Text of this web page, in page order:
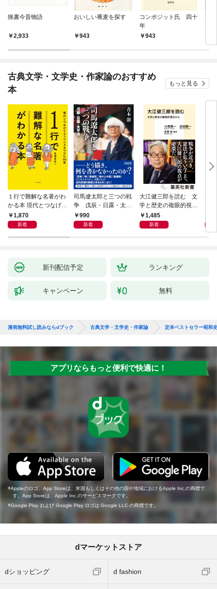
猟書今昔物語
2,933
おいしい蕎麦を探す
943
コンポジット氏 四十
年
943
蕎
古典文学・文学史・作家論のおすすめ
本
もっと見る
１行で難解な名著がわ
かる本 現代とつなげて
エッセンスをつかむ50
冊
1,870
新着
司馬遼太郎と三つの戦
争 戊辰・日露・太平
洋990
新着
大江健三郎を読む 文
学と歴史の複眼的視点
から1,485
新着
出
新刊配信予定 ランキング
キャンペーン 無料
漫画無料試し読みならdブック 古典文学・文学史・作家論 定本ベストセラー昭和
アプリならもっと便利で快適に！
Appleのロゴ、App Storeは、米国もしくはその他の国や地域におけるApple Inc.の商標で
す。App Storeは、Apple Inc.のサービスマークです。
Google Play および Google Play ロゴは Google LLC の商標です。
dマーケットストア
dショッピング d fashion